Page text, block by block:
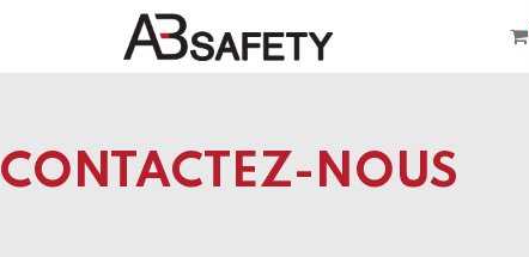
Boutique CE
CONTACTEZ-NOUS